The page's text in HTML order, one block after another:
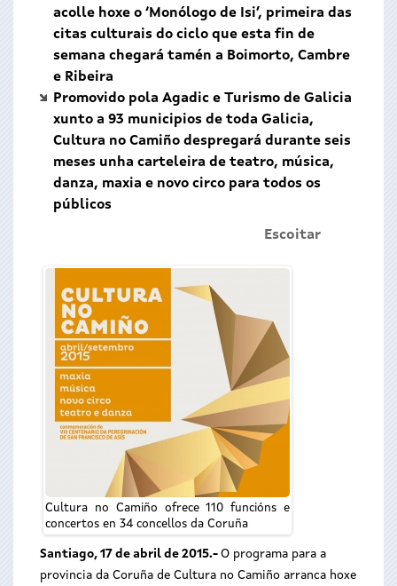
acolle hoxe o ‘Monólogo de Isi’, primeira das
citas culturais do ciclo que esta fin de
semana chegará tamén a Boimorto, Cambre
e Ribeira
Promovido pola Agadic e Turismo de Galicia
xunto a 93 municipios de toda Galicia,
Cultura no Camiño despregará durante seis
meses unha carteleira de teatro, música,
danza, maxia e novo circo para todos os
públicos
Escoitar
Cultura no Camiño ofrece 110 funcións e
concertos en 34 concellos da Coruña
Santiago, 17 de abril de 2015.- O programa para a
provincia da Coruña de Cultura no Camiño arranca hoxe